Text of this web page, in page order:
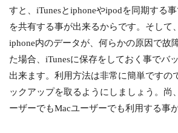
すと、iTunesとiphoneやipodを同期する
を共有する事が出来るからです。そして
iphone内のデータが、何らかの原因で故
た場合、iTunesに保存をしておく事でバ
出来ます。利用方法は非常に簡単ですの
ックアップを取るようにしましょう。尚
ーザーでもMacユーザーでも利用する事